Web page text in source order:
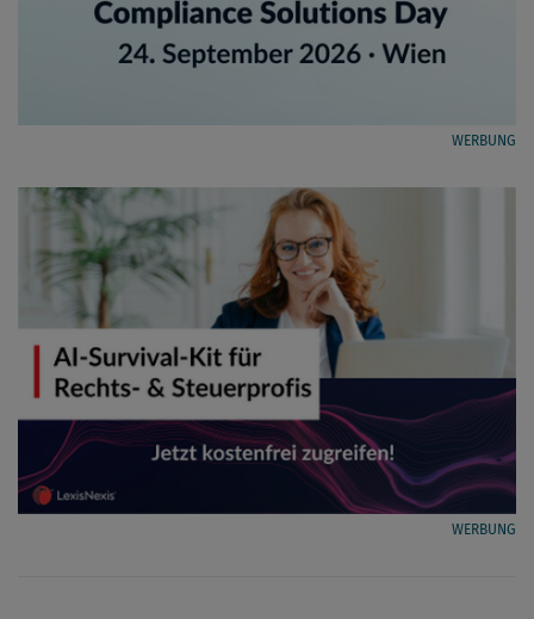
WERBUNG
WERBUNG